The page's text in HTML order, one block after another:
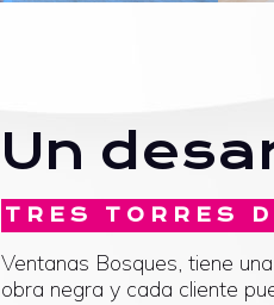
Un
TRES TORRES
Ventanas Bosques, tiene
obra negra y cada cliente